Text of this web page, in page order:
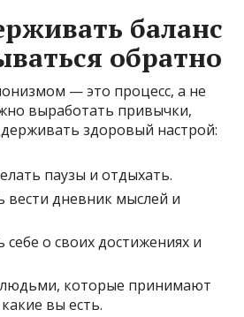
баланс
обратно
— это процесс, а не
выработать привычки,
здоровый настрой:
паузы и отдыхать.
вести дневник мыслей и
о своих достижениях и
которые принимают
вы есть.